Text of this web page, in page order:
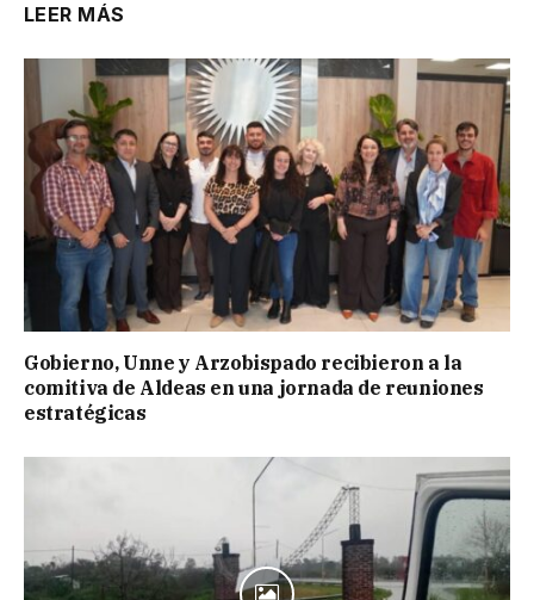
LEER MÁS
Gobierno, Unne y Arzobispado recibieron a la
comitiva de Aldeas en una jornada de reuniones
estratégicas